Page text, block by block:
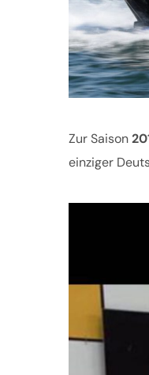
Zur Saison
einziger